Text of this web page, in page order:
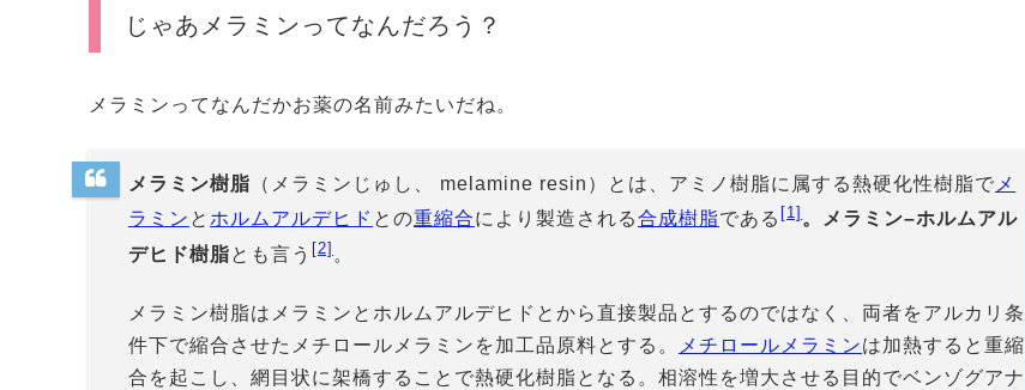
じゃあメラミンってなんだろう？
メラミンってなんだかお薬の名前みたいだね。
メラミン樹脂 （メラミンじゅし、 melamine resin）とは、アミノ樹脂に属する熱硬化性樹脂で メ
ラミン と ホルムアルデヒド との重縮合により製造される合成樹脂である [1] 。メラミン–ホルムアル
デヒド樹脂とも言う [2] 。
メラミン樹脂はメラミンとホルムアルデヒドとから直接製品とするのではなく、両者をアルカリ条
件下で縮合させたメチロールメラミンを加工品原料とする。
メチロールメラミンは加熱すると重縮
合を起こし、網目状に架橋することで熱硬化樹脂となる。相溶性を増大させる目的でベンゾグアナ